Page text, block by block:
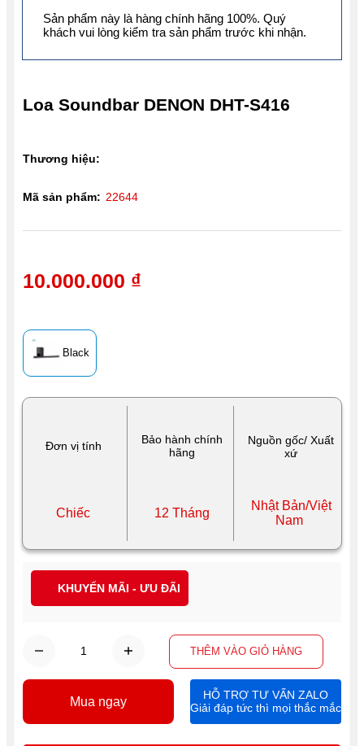
Đơn vị tính
Bảo hành chính
hãng
Nguồn gốc/ Xuất
xứ
Chiếc 12 Tháng
Nhật Bản/Việt
Nam
Loa Soundbar DENON DHT-S416
Black
THÊM VÀO GIỎ HÀNG
10.000.000 ₫
Thương hiệu:
Mã sản phẩm: 22644
Mua ngay
HỖ TRỢ TƯ VẤN ZALO
Giải đáp tức thì mọi thắc mắc
KHUYẾN MÃI - ƯU ĐÃI
Sản phẩm này là hàng chính hãng 100%. Quý
khách vui lòng kiểm tra sản phẩm trước khi nhận.